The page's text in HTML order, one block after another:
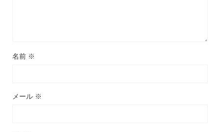
名前 ※
メール ※